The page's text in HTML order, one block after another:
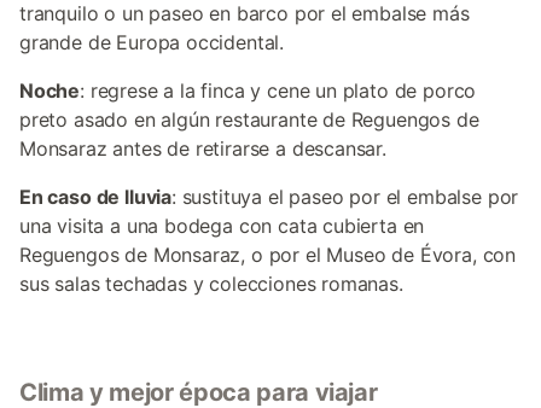
tranquilo o un paseo en barco por el embalse más
grande de Europa occidental.
Noche: regrese a la finca y cene un plato de porco
preto asado en algún restaurante de Reguengos de
Monsaraz antes de retirarse a descansar.
En caso de lluvia: sustituya el paseo por el embalse por
una visita a una bodega con cata cubierta en
Reguengos de Monsaraz, o por el Museo de Évora, con
sus salas techadas y colecciones romanas.
Clima y mejor época para viajar